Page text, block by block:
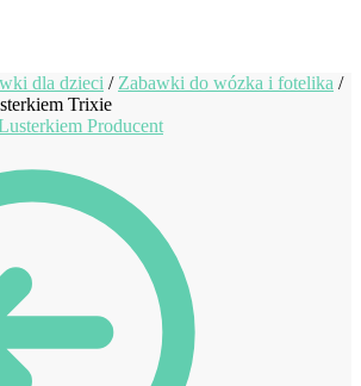
dla dzieci / Zabawki do wózka i fotelika /
Trixie